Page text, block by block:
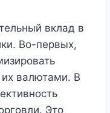
вклад в
Во-первых,
валютами. В
Это